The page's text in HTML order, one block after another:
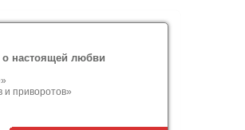
о настоящей любви
и приворотов»